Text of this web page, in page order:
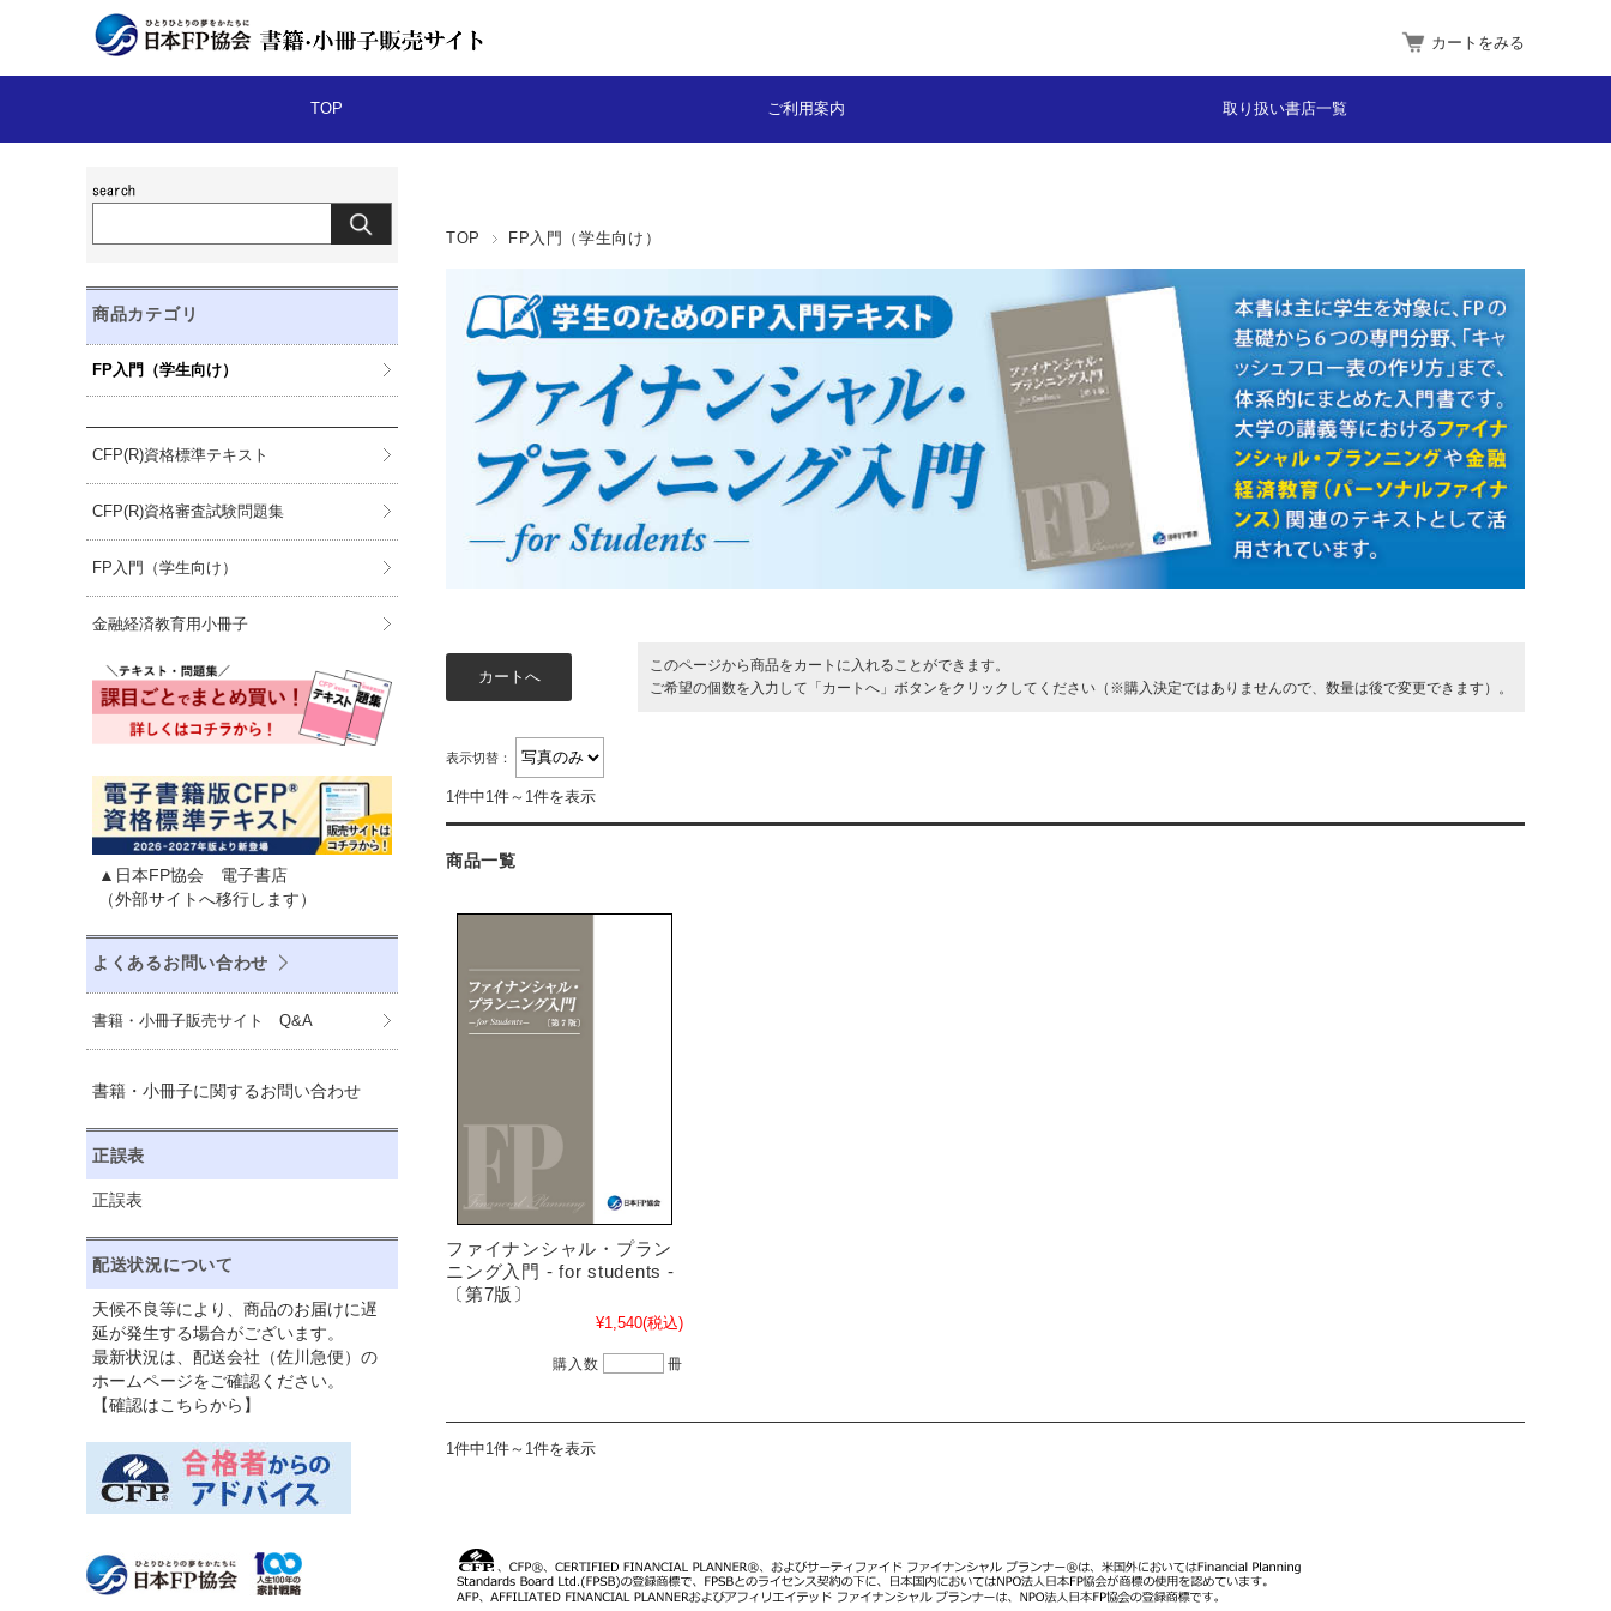
カートをみる
TOP ご利用案内 取り扱い書店一覧
TOP FP入門（学生向け）
このページから商品をカートに入れることができます。
ご希望の個数を入力して「カートへ」ボタンをクリックしてください（※購入決定ではありませんので、数量は後で変更できます）。
表示切替：
1件中1件～1件を表示
商品一覧
ファイナンシャル・プラン
ニング入門 - for students -
〔第7版〕
¥1,540(税込)
購入数 冊
1件中1件～1件を表示
商品カテゴリ
FP入門（学生向け）
CFP(R)資格標準テキスト
CFP(R)資格審査試験問題集
FP入門（学生向け）
金融経済教育用小冊子
▲日本FP協会 電子書店
（外部サイトへ移行します）
よくあるお問い合わせ
書籍・小冊子販売サイト Q&A
書籍・小冊子に関するお問い合わせ
正誤表
正誤表
配送状況について
天候不良等により、商品のお届けに遅
延が発生する場合がございます。
最新状況は、配送会社（佐川急便）の
ホームページをご確認ください。
【確認はこちらから】